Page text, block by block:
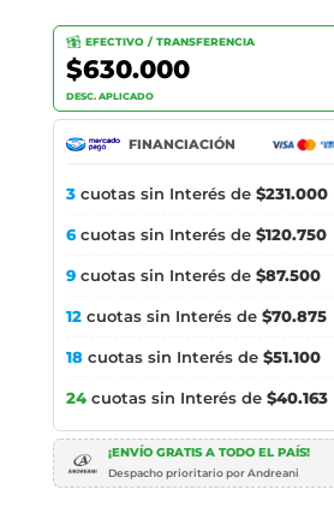
EFECTIVO / TRANSFERENCIA
$630.000
DESC. APLICADO
FINANCIACIÓN
3 cuotas sin Interés de $231.000
6cuotas sin Interés de $120.750
9 cuotas sin Interés de $87.500
12 cuotas sin Interés de $70.875
18 cuotas sin Interés de $51.100
24 cuotas sin Interés de $40.163
¡ENVÍO GRATIS A TODO EL PAÍS!
Despacho prioritario por Andreani